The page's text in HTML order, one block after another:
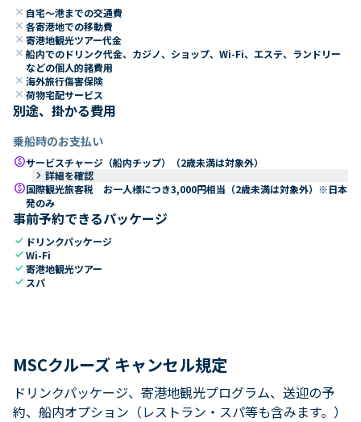
close 自宅～港までの交通費
close 各寄港地での移動費
close 寄港地観光ツアー代金
close 船内でのドリンク代金、カジノ、ショップ、Wi-Fi、エステ、ランドリー
などの個人的諸費用
close 海外旅行傷害保険
close 荷物宅配サービス
別途、掛かる費用
乗船時のお支払い
paidサービスチャージ（船内チップ）（2歳未満は対象外）
keyboard_arrow_right 詳細を確認
paid国際観光旅客税 お一人様につき3,000円相当（2歳未満は対象外）※日本
発のみ
事前予約できるパッケージ
check ドリンクパッケージ
checkWi-Fi
check寄港地観光ツアー
check スパ
MSCクルーズ キャンセル規定
ドリンクパッケージ、寄港地観光プログラム、送迎の予
約、船内オプション（レストラン・スパ等も含みます。）